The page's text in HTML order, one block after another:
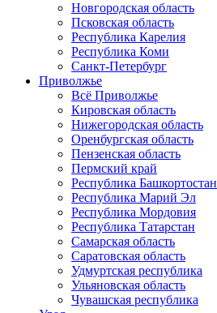
Новгородская область
Псковская область
Республика Карелия
Республика Коми
Санкт-Петербург
Приволжье
Всё Приволжье
Кировская область
Нижегородская область
Оренбургская область
Пензенская область
Пермский край
Республика Башкортостан
Республика Марий Эл
Республика Мордовия
Республика Татарстан
Самарская область
Саратовская область
Удмуртская республика
Ульяновская область
Чувашская республика